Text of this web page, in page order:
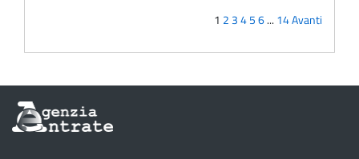
1 2 3456... 14Avanti
Informazioni
sul